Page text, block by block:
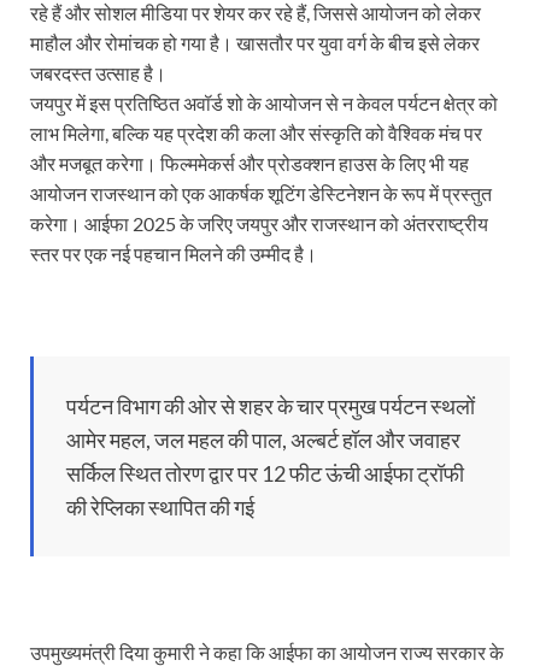
रहे हैं और सोशल मीडिया पर शेयर कर रहे हैं, जिससे आयोजन को लेकर
माहौल और रोमांचक हो गया है। खासतौर पर युवा वर्ग के बीच इसे लेकर
जबरदस्त उत्साह है।
जयपुर में इस प्रतिष्ठित अवॉर्ड शो के आयोजन से न केवल पर्यटन क्षेत्र को
लाभ मिलेगा, बल्कि यह प्रदेश की कला और संस्कृति को वैश्विक मंच पर
और मजबूत करेगा। फिल्ममेकर्स और प्रोडक्शन हाउस के लिए भी यह
आयोजन राजस्थान को एक आकर्षक शूटिंग डेस्टिनेशन के रूप में प्रस्तुत
करेगा। आईफा 2025 के जरिए जयपुर और राजस्थान को अंतरराष्ट्रीय
स्तर पर एक नई पहचान मिलने की उम्मीद है।
पर्यटन विभाग की ओर से शहर के चार प्रमुख पर्यटन स्थलों
आमेर महल, जल महल की पाल, अल्बर्ट हॉल और जवाहर
सर्किल स्थित तोरण द्वार पर 12 फीट ऊंची आईफा ट्रॉफी
की रेप्लिका स्थापित की गई
उपमुख्यमंत्री दिया कुमारी ने कहा कि आईफा का आयोजन राज्य सरकार के